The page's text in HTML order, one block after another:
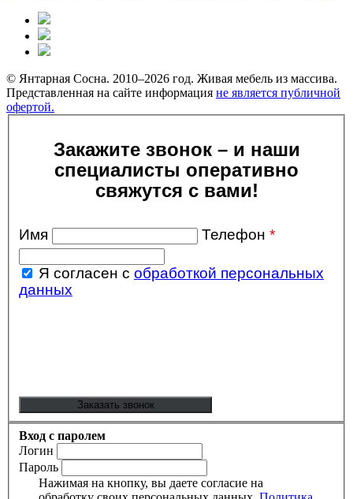
© Янтарная Сосна. 2010–2026 год. Живая мебель из массива.
Представленная на сайте информация не является публичной
офертой.
Закажите звонок – и наши
специалисты оперативно
свяжутся с вами!
Имя Телефон *
Я согласен с обработкой персональных
данных
Вход с паролем
Логин
Пароль
Нажимая на кнопку, вы даете согласие на